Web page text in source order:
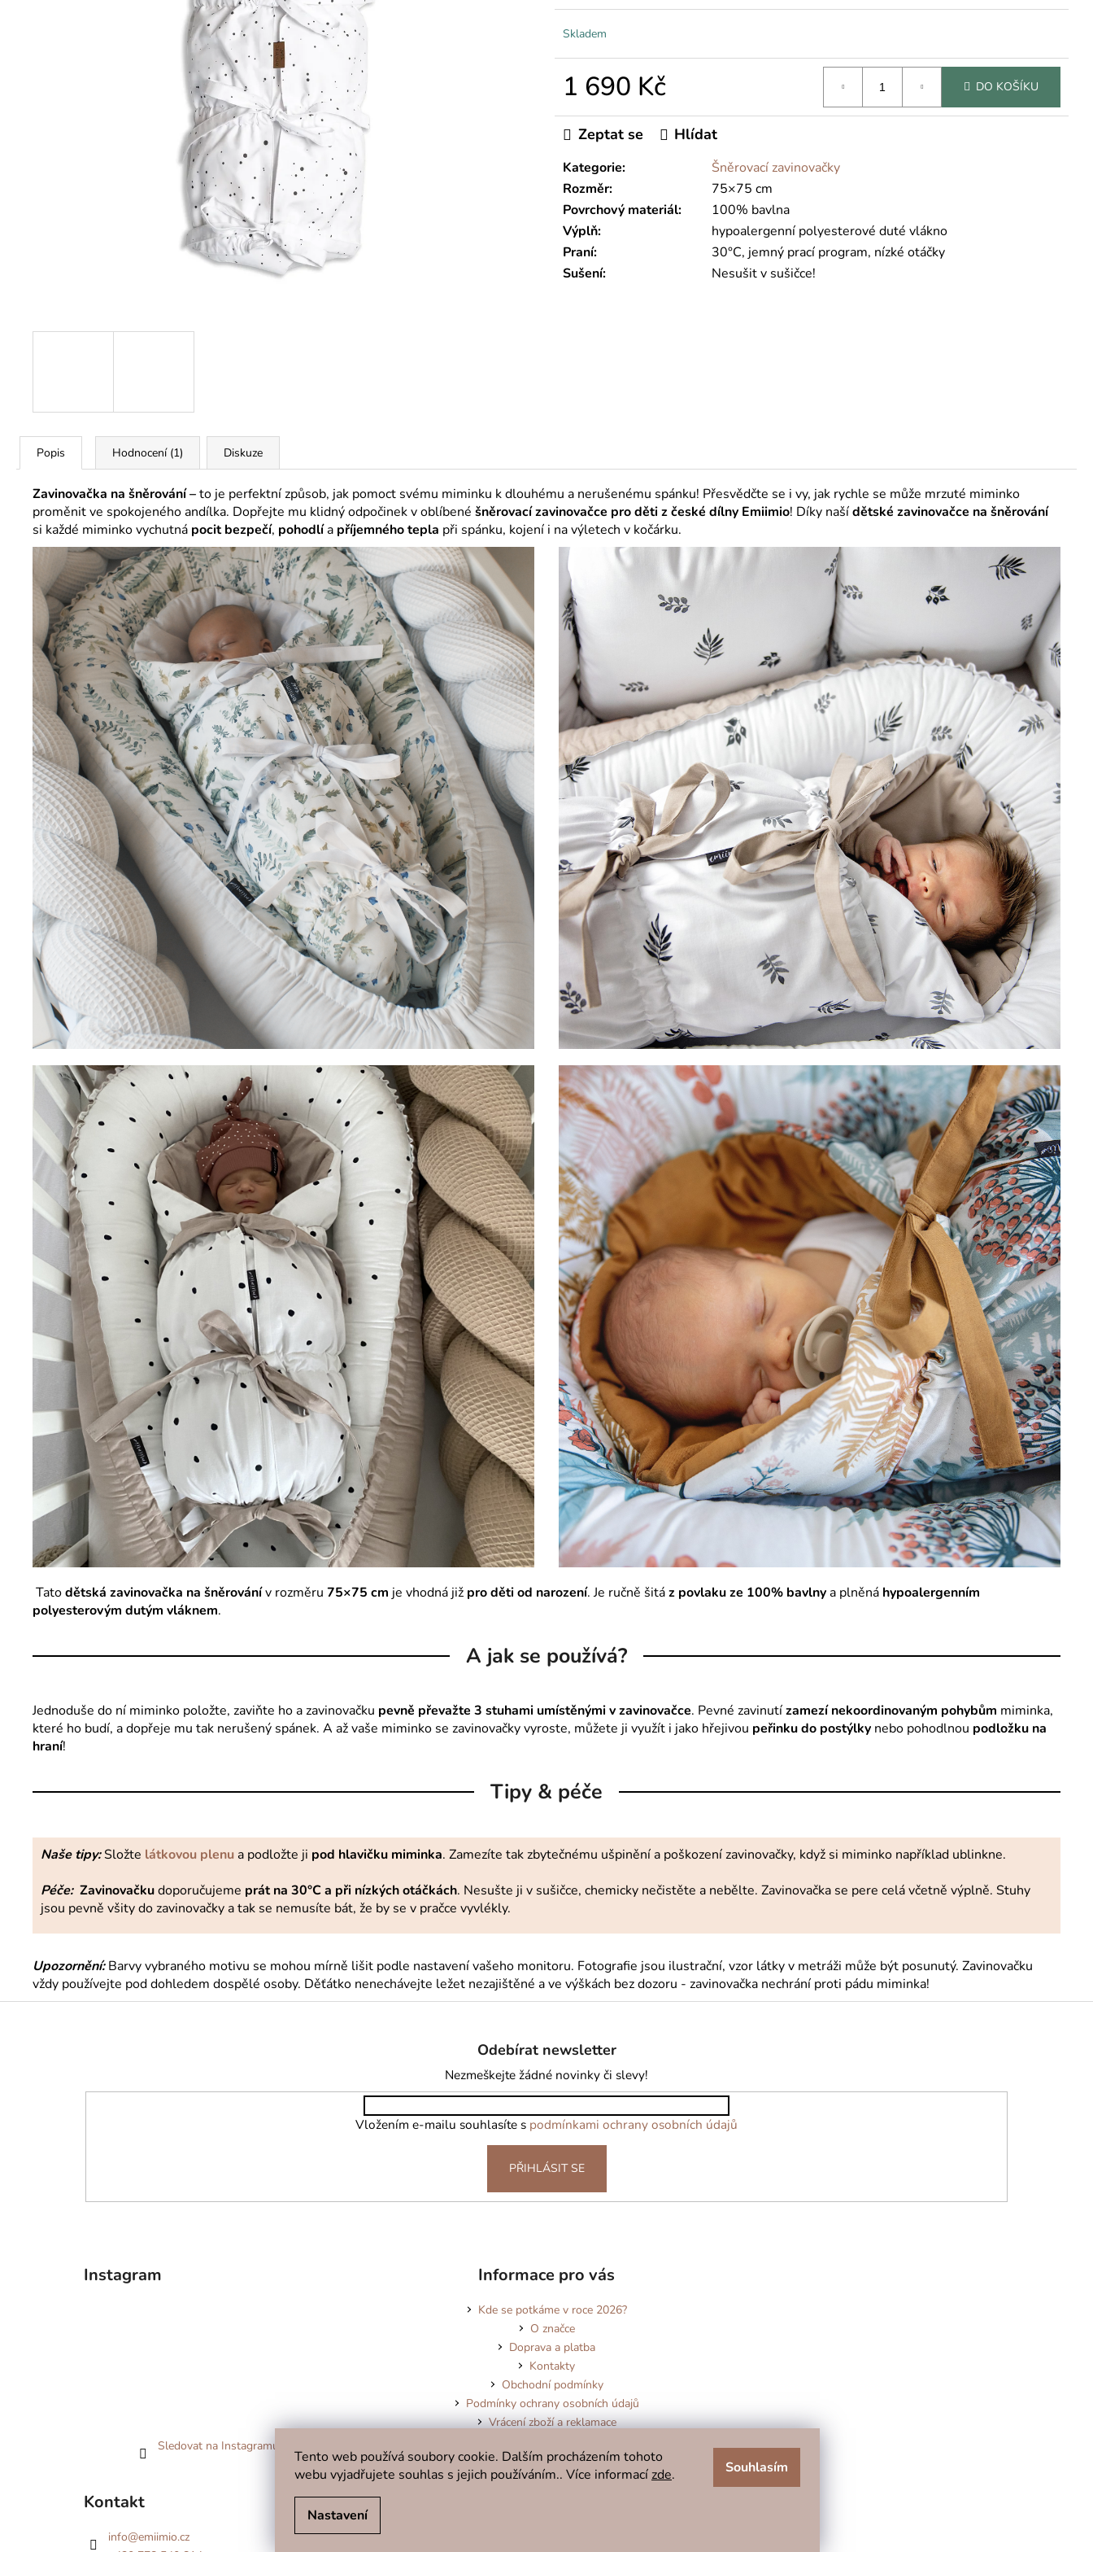
Tento web používá soubory cookie. Dalším procházením tohoto
webu vyjadřujete souhlas s jejich používáním.. Více informací zde.
Nastavení
Souhlasím
Skladem
1 690 Kč DO KOŠÍKU
Kategorie:
Šněrovací zavinovačky
Rozměr:
75×75 cm
Povrchový materiál:
100% bavlna
Výplň:
hypoalergenní polyesterové duté vlákno
Praní:
30°C, jemný prací program, nízké otáčky
Sušení: Nesušit v sušičce!
Zeptat se Hlídat
Popis Hodnocení (1) Diskuze
Zavinovačka na šněrování –to je perfektní způsob, jak pomoct svému miminku k dlouhému a nerušenému spánku! Přesvědčte se i vy, jak rychle se může mrzuté miminko
proměnit ve spokojeného andílka. Dopřejte mu klidný odpočinek v oblíbené šněrovací zavinovačce pro děti z české dílny Emiimio! Díky našídětské zavinovačce na šněrování
si každé miminko vychutná pocit bezpečí, pohodlía příjemného tepla při spánku, kojení i na výletech v kočárku.
Tatodětská zavinovačka na šněrovánív rozměru 75×75 cm je vhodná již pro děti od narození. Je ručně šitáz povlaku ze 100% bavlnya plněná hypoalergenním
polyesterovým dutým vláknem.
A jak se používá?
Jednoduše do ní miminko položte, zaviňte ho a zavinovačku pevně převažte 3 stuhami umístěnými v zavinovačce. Pevné zavinutízamezí nekoordinovaným pohybům miminka,
které ho budí, a dopřeje mu tak nerušený spánek. A až vaše miminko se zavinovačky vyroste, můžete ji využít i jako hřejivou peřinku do postýlky nebo pohodlnou podložku na
hraní!
Tipy & péče
Naše tipy:Složte látkovou plenua podložte ji pod hlavičku miminka. Zamezíte tak zbytečnému ušpinění a poškození zavinovačky, když si miminko například ublinkne.
Péče: Zavinovačkudoporučujeme prát na 30°C a při nízkých otáčkách. Nesušte ji v sušičce, chemicky nečistěte a nebělte. Zavinovačka se pere celá včetně výplně. Stuhy
jsou pevně všity do zavinovačky a tak se nemusíte bát, že by se v pračce vyvlékly.
Upozornění:Barvy vybraného motivu se mohou mírně lišit podle nastavení vašeho monitoru. Fotografie jsou ilustrační, vzor látky v metráži může být posunutý. Zavinovačku
vždy používejte pod dohledem dospělé osoby. Děťátko nenechávejte ležet nezajištěné a ve výškách bez dozoru - zavinovačka nechrání proti pádu miminka!
Odebírat newsletter
Nezmeškejte žádné novinky či slevy!
Vložením e-mailu souhlasíte s podmínkami ochrany osobních údajů
PŘIHLÁSIT SE
Instagram
Sledovat na Instagramu
Informace pro vás
Kde se potkáme v roce 2026?
O značce
Doprava a platba
Kontakty
Obchodní podmínky
Podmínky ochrany osobních údajů
Vrácení zboží a reklamace
Kontakt
info@emiimio.cz